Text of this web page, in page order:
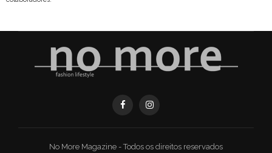
No More Magazine - Todos os direitos reservados